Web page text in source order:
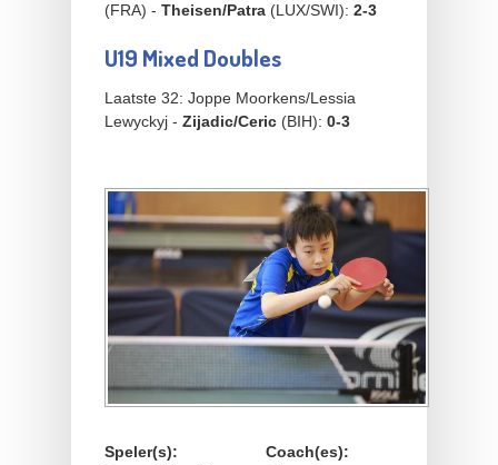
(FRA) - Theisen/Patra (LUX/SWI): 2-3
U19 Mixed Doubles
Laatste 32: Joppe Moorkens/Lessia
Lewyckyj - Zijadic/Ceric (BIH): 0-3
Speler(s):
Coach(es):